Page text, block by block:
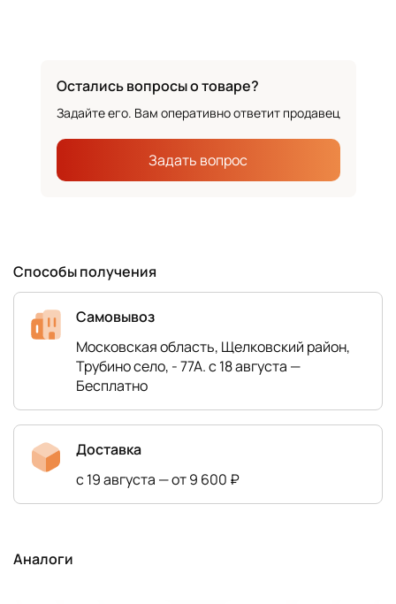
Способы получения
Самовывоз
Московская область, Щелковский район,
Трубино село, - 77А. с 18 августа —
Бесплатно
Доставка
с 19 августа — от 9 600 ₽
Остались вопросы о товаре?
Задайте его. Вам оперативно ответит продавец
Задать вопрос
Аналоги